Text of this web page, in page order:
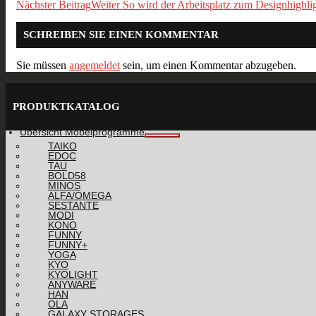
Nächster BeitragWeiter So wird der Arbeitsplatz zum
SCHREIBEN SIE EINEN KOMMENTAR
Sie müssen angemeldet sein, um einen Kommentar abzugeben.
PRODUKTKATALOG
Übersicht Möbelprogramme
TAIKO
EDOC
TAU
BOLD58
MINOS
ALFA/OMEGA
SESTANTE
MODI
KONO
FUNNY
FUNNY+
YOGA
KYO
KYOLIGHT
ANYWARE
HAN
OLA